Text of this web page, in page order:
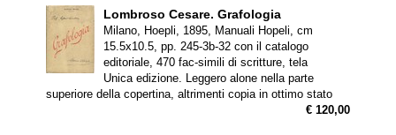
Lombroso Cesare. Grafologia
Milano, Hoepli, 1895, Manuali Hopeli, cm
15.5x10.5, pp. 245-3b-32 con il catalogo
editoriale, 470 fac-simili di scritture, tela
Unica edizione. Leggero alone nella parte
superiore della copertina, altrimenti copia in ottimo stato
€ 120,00